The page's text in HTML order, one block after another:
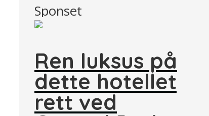
Sponset
Ren luksus på
dette hotellet
rett ved